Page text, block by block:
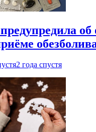
2 года спустя